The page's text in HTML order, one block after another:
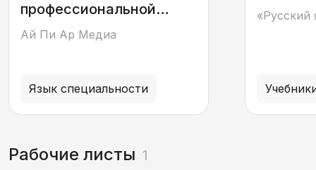
профессиональной
деятельности.
Ай Пи Ар Медиа
Язык специальности
«Русский
Рабочие листы 1